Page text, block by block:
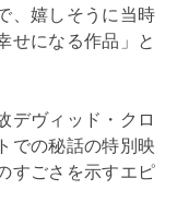
、嬉しそうに当時
せになる作品」と
デヴィッド・クロ
での秘話の特別映
すごさを示すエピ